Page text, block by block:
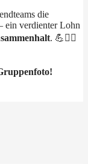
die
ein verdienter Lohn
. 💪🤾‍♂️